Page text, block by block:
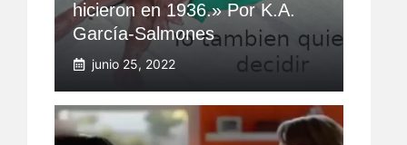
hicieron en 1936.» Por K.A.
García-Salmones
junio 25, 2022